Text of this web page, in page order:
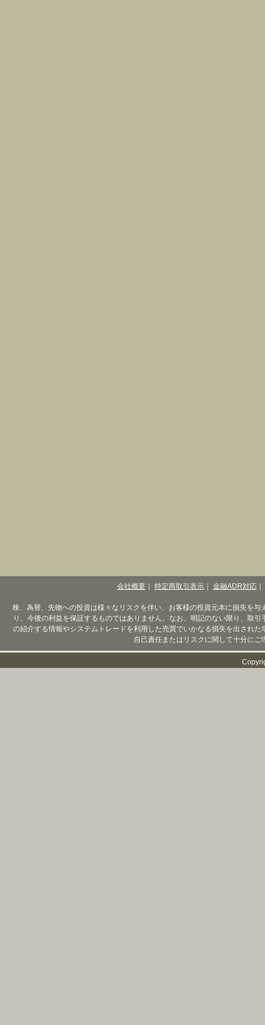
会社概要 特定商取引表示 金融ADR対応
株、為替、先物への投資は様々なリスクを伴い、お客様の投資元本に損失を
り、今後の利益を保証するものではありません。なお、明記のない限り、取
の紹介する情報やシステムトレードを利用した売買でいかなる損失を出され
自己責任またはリスクに関して十分に